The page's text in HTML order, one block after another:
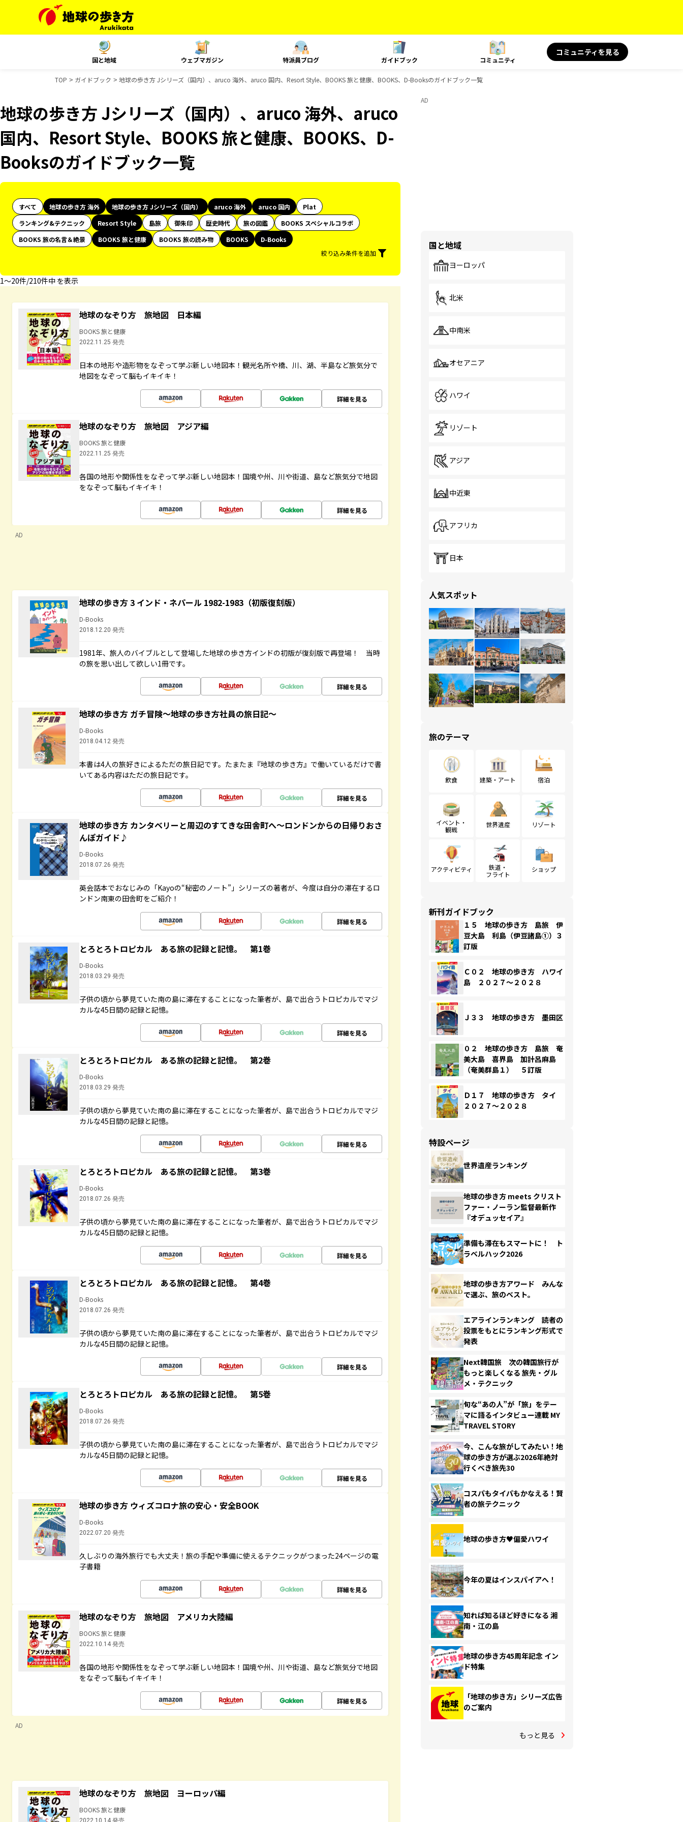
国と地域 ウェブマガジン 特派員ブログ ガイドブック コミュニティ
コミュニティを見る
TOP ガイドブック 地球の歩き方 Jシリーズ（国内）、aruco 海外、aruco 国内、Resort Style、BOOKS 旅と健康、BOOKS、D-Booksのガイドブック一覧
地球の歩き方 Jシリーズ（国内）、aruco 海外、aruco
国内、Resort Style、BOOKS 旅と健康、BOOKS、D-
Booksのガイドブック一覧
すべて 地球の歩き方 海外 地球の歩き方 Jシリーズ（国内） aruco 海外 aruco 国内
Plat
ランキング&テクニック
Resort Style 島旅 御朱印 歴史時代 旅の図鑑
BOOKS スペシャルコラボ
BOOKS 旅の名言＆絶景
BOOKS 旅と健康 BOOKS 旅の読み物 BOOKS
D-Books
絞り込み条件を追加
1〜20件/210件中 を表示
地球のなぞり方 旅地図 日本編
BOOKS 旅と健康
2022.11.25 発売
日本の地形や造形物をなぞって学ぶ新しい地図本！観光名所や橋、川、湖、半島など旅気分で
地図をなぞって脳もイキイキ！
詳細を見る
地球のなぞり方 旅地図 アジア編
BOOKS 旅と健康
2022.11.25 発売
各国の地形や関係性をなぞって学ぶ新しい地図本！国境や州、川や街道、島など旅気分で地図
をなぞって脳もイキイキ！
詳細を見る
AD
地球の歩き方 3 インド・ネパール 1982-1983（初版復刻版）
D-Books
2018.12.20 発売
1981年、旅人のバイブルとして登場した地球の歩き方インドの初版が復刻版で再登場！ 当時
の旅を思い出して欲しい1冊です。
詳細を見る
地球の歩き方 ガチ冒険～地球の歩き方社員の旅日記～
D-Books
2018.04.12 発売
本書は4人の旅好きによるただの旅日記です。たまたま『地球の歩き方』で働いているだけで書
いてある内容はただの旅日記です。
詳細を見る
地球の歩き方 カンタベリーと周辺のすてきな田舎町へ～ロンドンからの日帰りおさ
んぽガイド♪
D-Books
2018.07.26 発売
英会話本でおなじみの「Kayoの“秘密のノート”」シリーズの著者が、今度は自分の滞在するロ
ンドン南東の田舎町をご紹介！
詳細を見る
とろとろトロピカル ある旅の記録と記憶。 第1巻
D-Books
2018.03.29 発売
子供の頃から夢見ていた南の島に滞在することになった筆者が、島で出合うトロピカルでマジ
カルな45日間の記録と記憶。
詳細を見る
とろとろトロピカル ある旅の記録と記憶。 第2巻
D-Books
2018.03.29 発売
子供の頃から夢見ていた南の島に滞在することになった筆者が、島で出合うトロピカルでマジ
カルな45日間の記録と記憶。
詳細を見る
とろとろトロピカル ある旅の記録と記憶。 第3巻
D-Books
2018.07.26 発売
子供の頃から夢見ていた南の島に滞在することになった筆者が、島で出合うトロピカルでマジ
カルな45日間の記録と記憶。
詳細を見る
とろとろトロピカル ある旅の記録と記憶。 第4巻
D-Books
2018.07.26 発売
子供の頃から夢見ていた南の島に滞在することになった筆者が、島で出合うトロピカルでマジ
カルな45日間の記録と記憶。
詳細を見る
とろとろトロピカル ある旅の記録と記憶。 第5巻
D-Books
2018.07.26 発売
子供の頃から夢見ていた南の島に滞在することになった筆者が、島で出合うトロピカルでマジ
カルな45日間の記録と記憶。
詳細を見る
地球の歩き方 ウィズコロナ旅の安心・安全BOOK
D-Books
2022.07.20 発売
久しぶりの海外旅行でも大丈夫！旅の手配や準備に使えるテクニックがつまった24ページの電
子書籍
詳細を見る
地球のなぞり方 旅地図 アメリカ大陸編
BOOKS 旅と健康
2022.10.14 発売
各国の地形や関係性をなぞって学ぶ新しい地図本！国境や州、川や街道、島など旅気分で地図
をなぞって脳もイキイキ！
詳細を見る
AD
地球のなぞり方 旅地図 ヨーロッパ編
BOOKS 旅と健康
2022.10.14 発売
AD
国と地域
ヨーロッパ
北米
中南米
オセアニア
ハワイ
リゾート
アジア
中近東
アフリカ
日本
人気スポット
旅のテーマ
飲食 建築・アート 宿泊
イベント・
観戦
世界遺産 リゾート
アクティビティ
鉄道・
フライト
ショップ
新刊ガイドブック
１５ 地球の歩き方 島旅 伊
豆大島 利島（伊豆諸島①）３
訂版
Ｃ０２ 地球の歩き方 ハワイ
島 ２０２７～２０２８
Ｊ３３ 地球の歩き方 墨田区
０２ 地球の歩き方 島旅 奄
美大島 喜界島 加計呂麻島
（奄美群島１） ５訂版
Ｄ１７ 地球の歩き方 タイ
２０２７～２０２８
特設ページ
世界遺産ランキング
地球の歩き方 meets クリスト
ファー・ノーラン監督最新作
『オデュッセイア』
準備も滞在もスマートに！ ト
ラベルハック2026
地球の歩き方アワード みんな
で選ぶ、旅のベスト。
エアラインランキング 読者の
投票をもとにランキング形式で
発表
Next韓国旅 次の韓国旅行が
もっと楽しくなる 旅先・グル
メ・テクニック
旬な“あの人”が「旅」をテー
マに語るインタビュー連載 MY
TRAVEL STORY
今、こんな旅がしてみたい！地
球の歩き方が選ぶ2026年絶対
行くべき旅先30
コスパもタイパもかなえる！賢
者の旅テクニック
地球の歩き方♥偏愛ハワイ
今年の夏はインスパイアへ！
知れば知るほど好きになる 湘
南・江の島
地球の歩き方45周年記念 イン
ド特集
「地球の歩き方」シリーズ広告
のご案内
もっと見る